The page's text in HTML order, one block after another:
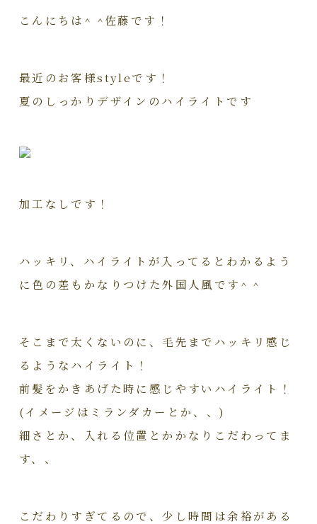
こんにちは^ ^佐藤です！
最近のお客様styleです！
夏のしっかりデザインのハイライトです
加工なしです！
ハッキリ、ハイライトが入ってるとわかるよう
に色の差もかなりつけた外国人風です^ ^
そこまで太くないのに、毛先までハッキリ感じ
るようなハイライト！
前髪をかきあげた時に感じやすいハイライト！
(イメージはミランダカーとか、、)
細さとか、入れる位置とかかなりこだわってま
す、、
こだわりすぎてるので、少し時間は余裕がある